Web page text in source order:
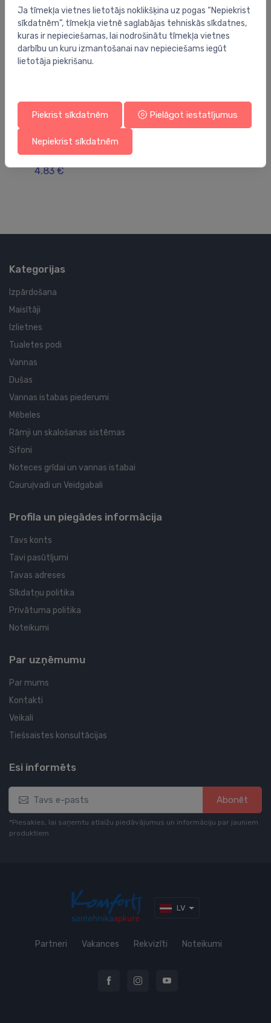
Radiatoru vārstu piederumi
Herz adapteris Danfoss vārstam ar vītni M23.5
4.83 €
Kategorijas
Izpārdošana
Maisītāji
Izlietnes
Tualetes podi
Vannas
Dušas
Vannas istabas piederumi
Mēbeles
Rāmji un skalošanas sistēmas
Sifoni
Noteces grīdai un vannas istabai
Cauruļvadi un Veidgabali
Profila un piegādes informācija
Tavs konts
Tavi pasūtījumi
Tavas adreses
Sīkdatņu politika
Privātuma politika
Noteikumi
Par uzņēmumu
Par mums
Kontakti
Veikali
Tiešsaistes konsultācijas
Esi informēts
Abonēt
*Piesakies, lai saņemtu atlaižu piedāvājumus un informāciju par jauniem
produktiem
LV
Partneri Vakances Rekvizīti Noteikumi
Ja tīmekļa vietnes lietotājs noklikšķina uz pogas “Nepiekrist
sīkdatnēm”, tīmekļa vietnē saglabājas tehniskās sīkdatnes,
kuras ir nepieciešamas, lai nodrošinātu tīmekļa vietnes
darbību un kuru izmantošanai nav nepieciešams iegūt
lietotāja piekrišanu.
Piekrist sīkdatnēm Pielāgot iestatījumus
Nepiekrist sīkdatnēm